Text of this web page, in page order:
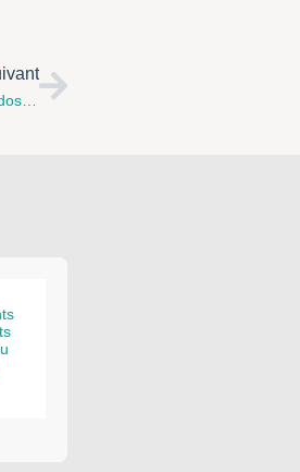
Mercredi 21 Mars 2018, Les Ados Sont Invités À Échanger À La Maison Des Ados De St-Omer Autour De La Confiance En Soi